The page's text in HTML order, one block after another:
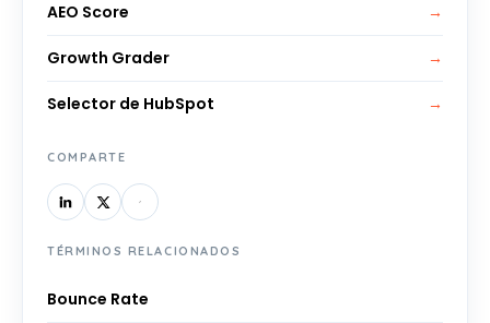
AEO Score →
Growth Grader →
Selector de HubSpot →
COMPARTE
TÉRMINOS RELACIONADOS
Bounce Rate